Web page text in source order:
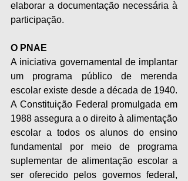
elaborar a documentação necessária à
participação.
O PNAE
A iniciativa governamental de implantar
um programa público de merenda
escolar existe desde a década de 1940.
A Constituição Federal promulgada em
1988 assegura a o direito à alimentação
escolar a todos os alunos do ensino
fundamental por meio de programa
suplementar de alimentação escolar a
ser oferecido pelos governos federal,